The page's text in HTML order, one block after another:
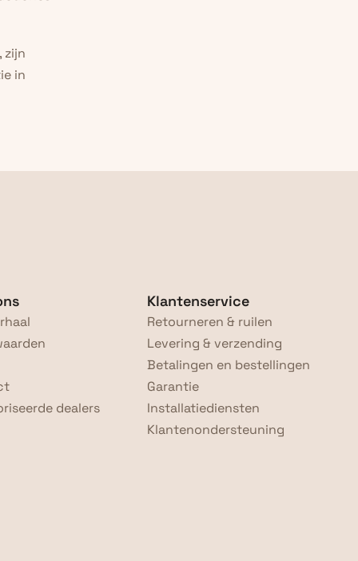
zijn
in
dealers
Klantenservice
Retourneren & ruilen
Levering & verzending
Betalingen en bestellingen
Garantie
Installatiediensten
Klantenondersteuning